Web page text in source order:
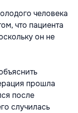
человека
что пациента
он не
прошла
после
случилась